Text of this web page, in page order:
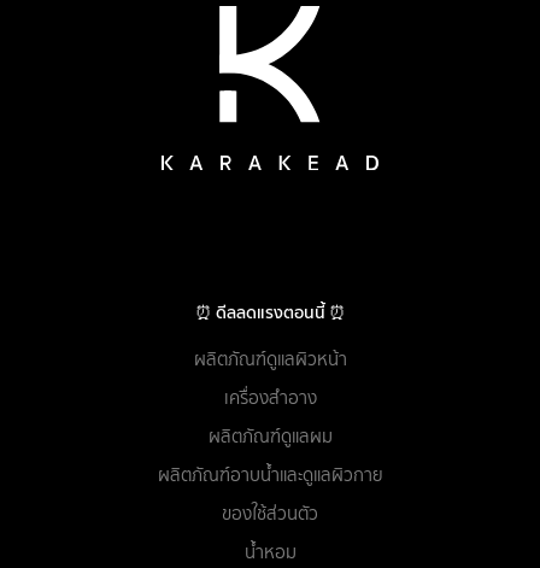
⏰ ดีลลดแรงตอนนี้ ⏰
ผลิตภัณฑ์ดูแลผิวหน้า
เครื่องสำอาง
ผลิตภัณฑ์ดูแลผม
ผลิตภัณฑ์อาบน้ำและดูแลผิวกาย
ของใช้ส่วนตัว
น้ำหอม